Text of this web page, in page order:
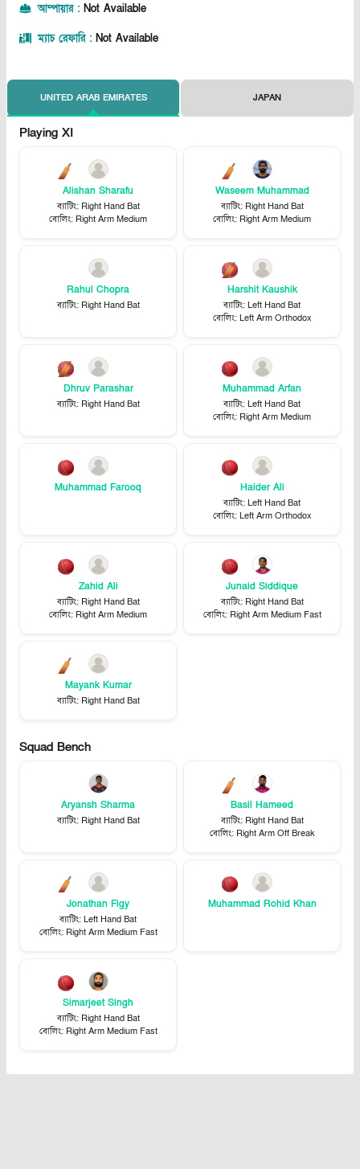
আম্পায়ার: Not Available
ম্যাচ রেফারি: Not Available
UNITED ARAB EMIRATES JAPAN
Playing XI
Alishan Sharafu
ব্যাটিং: Right Hand Bat
বোলিং: Right Arm Medium
Waseem Muhammad
ব্যাটিং: Right Hand Bat
বোলিং: Right Arm Medium
Rahul Chopra
ব্যাটিং: Right Hand Bat
Harshit Kaushik
ব্যাটিং: Left Hand Bat
বোলিং: Left Arm Orthodox
Dhruv Parashar
ব্যাটিং: Right Hand Bat
Muhammad Arfan
ব্যাটিং: Left Hand Bat
বোলিং: Right Arm Medium
Muhammad Farooq Haider Ali
ব্যাটিং: Left Hand Bat
বোলিং: Left Arm Orthodox
Zahid Ali
ব্যাটিং: Right Hand Bat
বোলিং: Right Arm Medium
Junaid Siddique
ব্যাটিং: Right Hand Bat
বোলিং: Right Arm Medium Fast
Mayank Kumar
ব্যাটিং: Right Hand Bat
Squad Bench
Aryansh Sharma
ব্যাটিং: Right Hand Bat
Basil Hameed
ব্যাটিং: Right Hand Bat
বোলিং: Right Arm Off Break
Jonathan Figy
ব্যাটিং: Left Hand Bat
বোলিং: Right Arm Medium Fast
Muhammad Rohid Khan
Simarjeet Singh
ব্যাটিং: Right Hand Bat
বোলিং: Right Arm Medium Fast